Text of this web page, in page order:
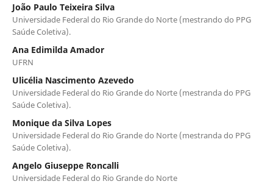
João Paulo Teixeira Silva
Universidade Federal do Rio Grande do Norte (mestrando do PPG
Saúde Coletiva).
Ana Edimilda Amador
UFRN
Ulicélia Nascimento Azevedo
Universidade Federal do Rio Grande do Norte (mestranda do PPG
Saúde Coletiva).
Monique da Silva Lopes
Universidade Federal do Rio Grande do Norte (mestranda do PPG
Saúde Coletiva).
Angelo Giuseppe Roncalli
Universidade Federal do Rio Grande do Norte